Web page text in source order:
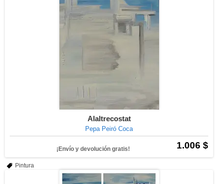
Alaltrecostat
Pepa Peiró Coca
1.006 $
¡Envío y devolución gratis!
Pintura